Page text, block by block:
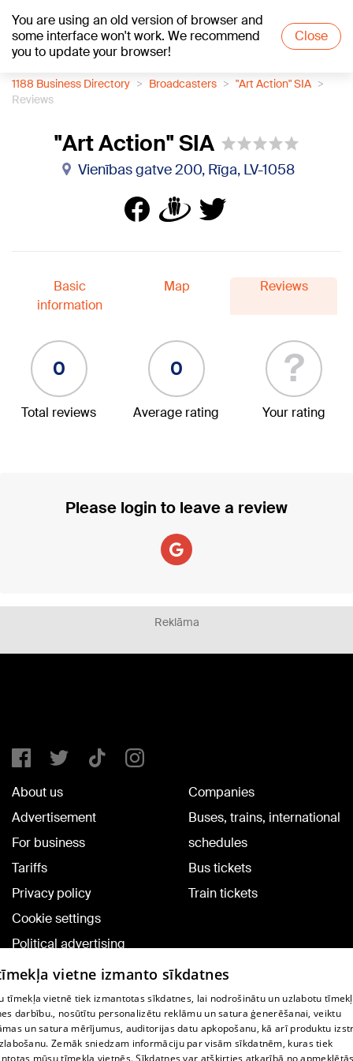
You are using an old version of browser and
some interface won't work. We recommend
you to update your browser!
Close
+25°C
1188 Business Directory Broadcasters
"Art Action" SIA
Reviews
"Art Action" SIA
Vienības gatve 200, Rīga, LV-1058
Basic
information
Map Reviews
0
Total reviews
0
Average rating
?
Your rating
Please login to leave a review
Reklāma
About us
Advertisement
For business
Tariffs
Privacy policy
Cookie settings
Political advertising
Cookie policy
Commenting terms
Companies
Buses, trains, international
schedules
Bus tickets
Train tickets
TV program
Contract rules
vietne izmanto sīkdatnes
tīmekļa vietnē tiek izmantotas sīkdatnes, lai nodrošinātu un uzlabotu
darbību., nosūtītu personalizētu reklāmu un satura ģenerēšanai, veiktu
un satura mērījumus, auditorijas datu apkopošanu, kā arī produktu
Zemāk sniedzam informāciju par visām sīkdatnēm, kuras tiek
mūsu tīmekļa vietnēs. Sīkdatnes var atšķirties atkarībā no